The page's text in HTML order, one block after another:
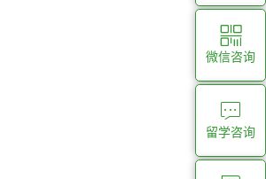
微信咨询
留学咨询